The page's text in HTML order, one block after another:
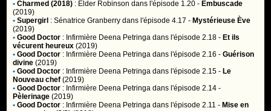
• Charmed (2018) : Elder Robinson dans l'épisode 1.20 - Embuscade
(2019)
• Supergirl :Sénatrice Granberry dans l'épisode 4.17 - Mystérieuse Ève
(2019)
• Good Doctor : Infirmière Deena Petringa dans l'épisode 2.18 - Et ils
vécurent heureux (2019)
• Good Doctor : Infirmière Deena Petringa dans l'épisode 2.16 -Guérison
divine (2019)
• Good Doctor : Infirmière Deena Petringa dans l'épisode 2.15 - Le
Nouveau chef (2019)
• Good Doctor : Infirmière Deena Petringa dans l'épisode 2.14 -
Pèlerinage (2019)
• Good Doctor : Infirmière Deena Petringa dans l'épisode 2.11 - Mise en